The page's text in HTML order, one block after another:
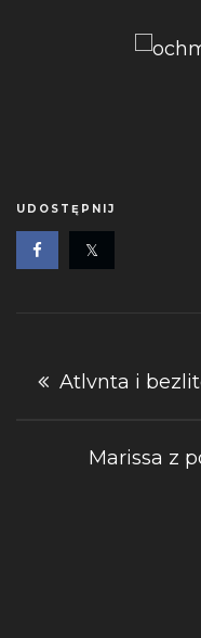
UDOSTĘPNIJ
Atlvnta i
Marissa z